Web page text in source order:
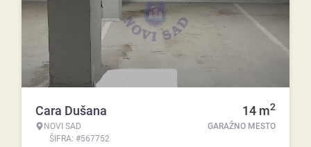
Cara Dušana
NOVI SAD
ŠIFRA: #567752
14 m2
GARAŽNO MESTO